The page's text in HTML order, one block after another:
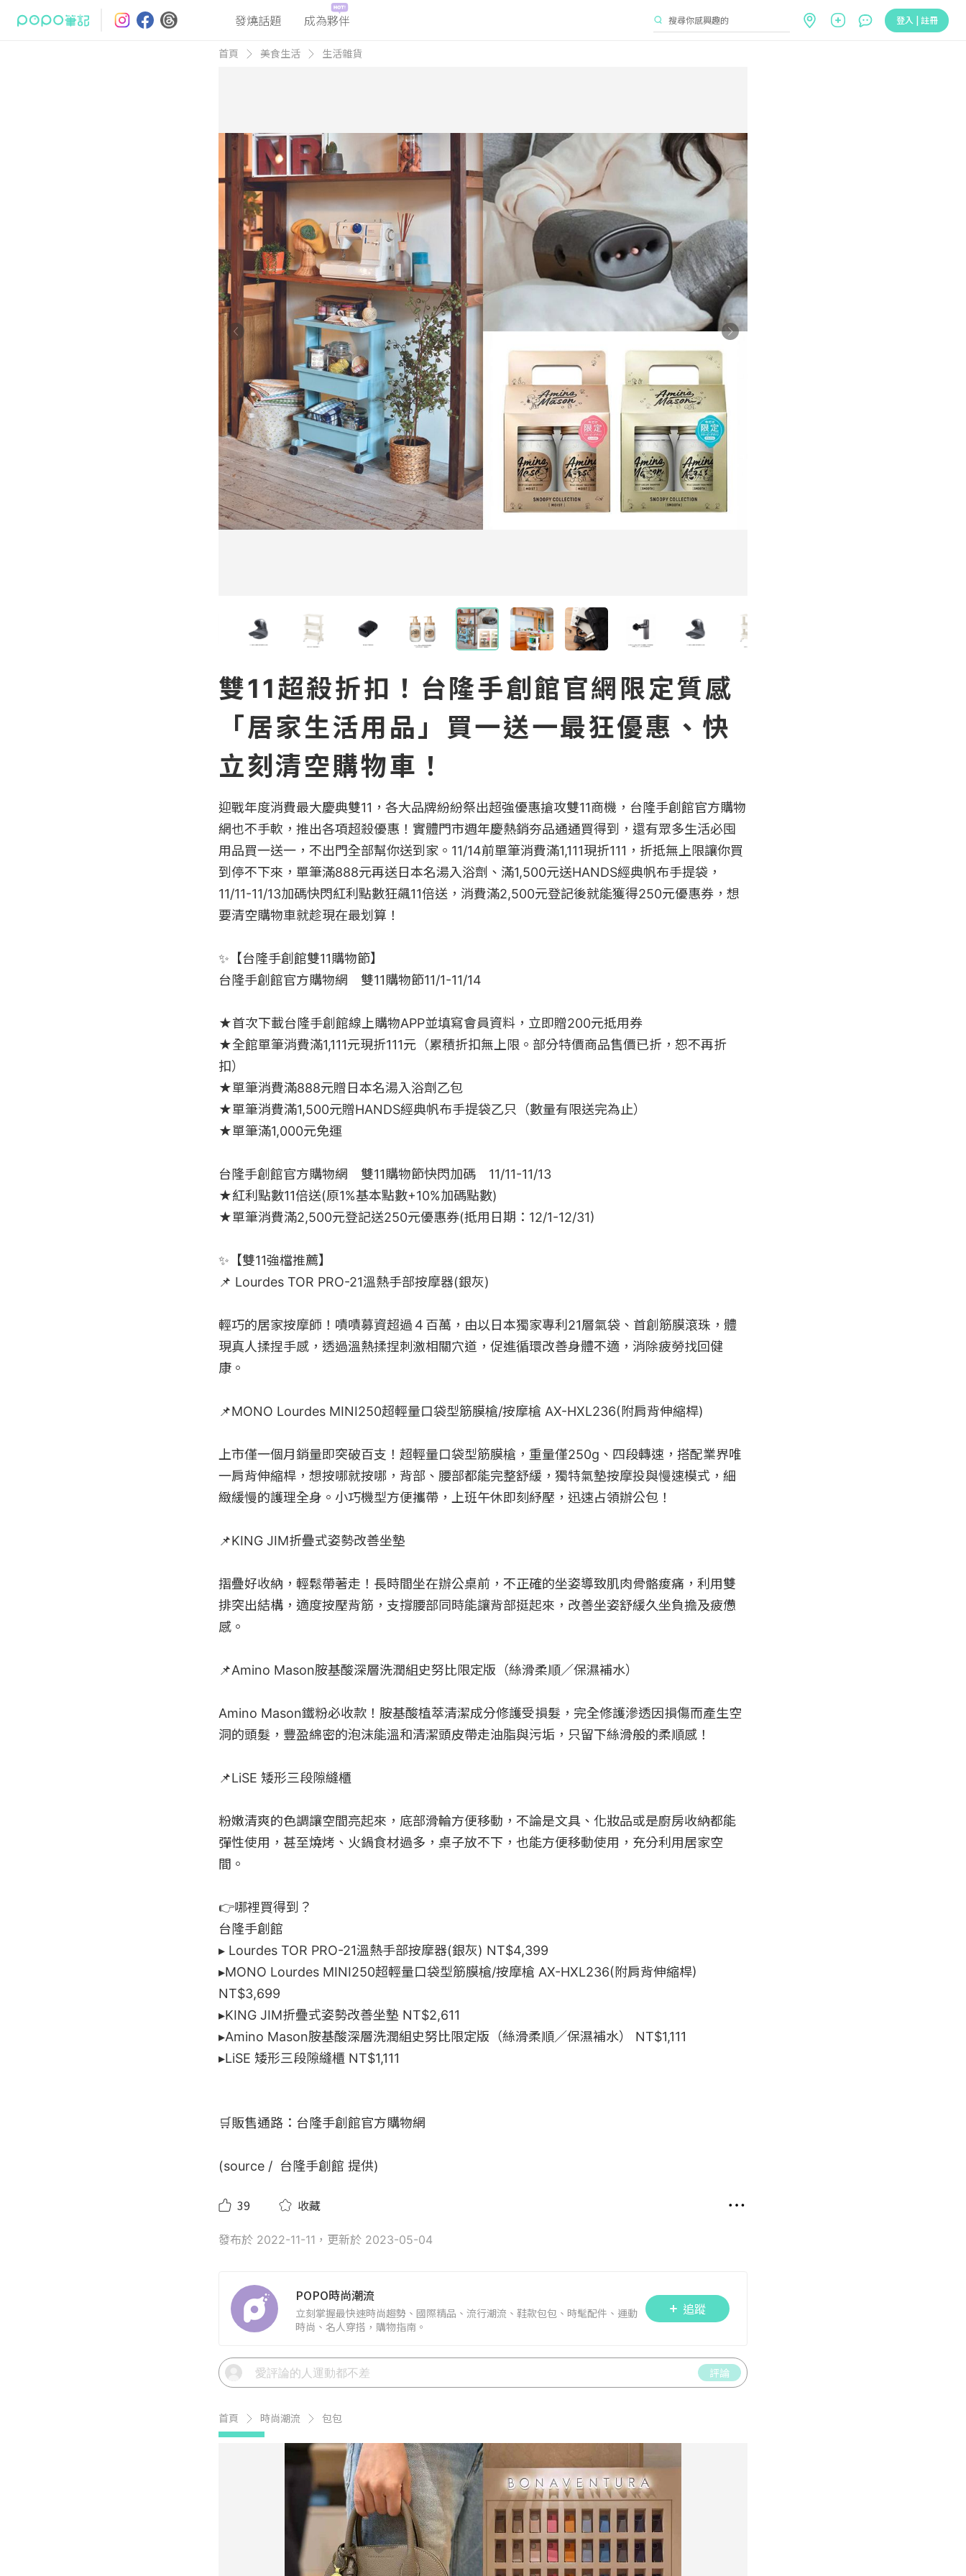
發燒話題 成為夥伴 登入 | 註冊
首頁 美食生活 生活雜貨
雙11超殺折扣！台隆手創館官網限定質感
「居家生活用品」買一送一最狂優惠、快
立刻清空購物車！
迎戰年度消費最大慶典雙11，各大品牌紛紛祭出超強優惠搶攻雙11商機，台隆手創館官方購物
網也不手軟，推出各項超殺優惠！實體門市週年慶熱銷夯品通通買得到，還有眾多生活必囤
用品買一送一，不出門全部幫你送到家。11/14前單筆消費滿1,111現折111，折抵無上限讓你買
到停不下來，單筆滿888元再送日本名湯入浴劑、滿1,500元送HANDS經典帆布手提袋，
11/11-11/13加碼快閃紅利點數狂飆11倍送，消費滿2,500元登記後就能獲得250元優惠券，想
要清空購物車就趁現在最划算！
✨【台隆手創館雙11購物節】
台隆手創館官方購物網　雙11購物節11/1-11/14
★首次下載台隆手創館線上購物APP並填寫會員資料，立即贈200元抵用券
★全館單筆消費滿1,111元現折111元（累積折扣無上限。部分特價商品售價已折，恕不再折
扣）
★單筆消費滿888元贈日本名湯入浴劑乙包
★單筆消費滿1,500元贈HANDS經典帆布手提袋乙只（數量有限送完為止）
★單筆滿1,000元免運
台隆手創館官方購物網　雙11購物節快閃加碼　11/11-11/13
★紅利點數11倍送(原1%基本點數+10%加碼點數)
★單筆消費滿2,500元登記送250元優惠券(抵用日期：12/1-12/31)
✨【雙11強檔推薦】
📌 Lourdes TOR PRO-21溫熱手部按摩器(銀灰)
輕巧的居家按摩師！嘖嘖募資超過４百萬，由以日本獨家專利21層氣袋、首創筋膜滾珠，體
現真人揉捏手感，透過溫熱揉捏刺激相關穴道，促進循環改善身體不適，消除疲勞找回健
康。
📌MONO Lourdes MINI250超輕量口袋型筋膜槍/按摩槍 AX-HXL236(附肩背伸縮桿)
上市僅一個月銷量即突破百支！超輕量口袋型筋膜槍，重量僅250g、四段轉速，搭配業界唯
一肩背伸縮桿，想按哪就按哪，背部、腰部都能完整舒緩，獨特氣墊按摩投與慢速模式，細
緻緩慢的護理全身。小巧機型方便攜帶，上班午休即刻紓壓，迅速占領辦公包！
📌KING JIM折疊式姿勢改善坐墊
摺疊好收納，輕鬆帶著走！長時間坐在辦公桌前，不正確的坐姿導致肌肉骨骼痠痛，利用雙
排突出結構，適度按壓背筋，支撐腰部同時能讓背部挺起來，改善坐姿舒緩久坐負擔及疲憊
感。
📌Amino Mason胺基酸深層洗潤組史努比限定版（絲滑柔順／保濕補水）
Amino Mason鐵粉必收款！胺基酸植萃清潔成分修護受損髮，完全修護滲透因損傷而產生空
洞的頭髮，豐盈綿密的泡沫能溫和清潔頭皮帶走油脂與污垢，只留下絲滑般的柔順感！
📌LiSE 矮形三段隙縫櫃
粉嫩清爽的色調讓空間亮起來，底部滑輪方便移動，不論是文具、化妝品或是廚房收納都能
彈性使用，甚至燒烤、火鍋食材過多，桌子放不下，也能方便移動使用，充分利用居家空
間。
👉哪裡買得到？
台隆手創館
▸ Lourdes TOR PRO-21溫熱手部按摩器(銀灰) NT$4,399
▸MONO Lourdes MINI250超輕量口袋型筋膜槍/按摩槍 AX-HXL236(附肩背伸縮桿)
NT$3,699
▸KING JIM折疊式姿勢改善坐墊 NT$2,611
▸Amino Mason胺基酸深層洗潤組史努比限定版（絲滑柔順／保濕補水） NT$1,111
▸LiSE 矮形三段隙縫櫃 NT$1,111
🛒販售通路：台隆手創館官方購物網
(source /  台隆手創館 提供)
39 收藏
發布於 2022-11-11，更新於 2023-05-04
POPO時尚潮流
立刻掌握最快速時尚趨勢、國際精品、流行潮流、鞋款包包、時髦配件、運動
時尚、名人穿搭，購物指南。
追蹤
評論
首頁 時尚潮流 包包